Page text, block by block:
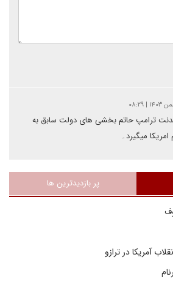
ترامپ حاتم بخشی های دولت سابق به
امریکا میگیرد۔
پر بازدیدترین ها
آمریکا در ترازو